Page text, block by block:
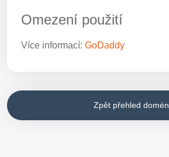
Omezení použití
Více informací: GoDaddy
Zpět přehled domén